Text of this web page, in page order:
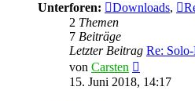
Unterforen:
Downloads,
2 Themen
7 Beiträge
Letzter Beitrag Re:
von Carsten
Beitrag
15. Juni 2018, 14:17